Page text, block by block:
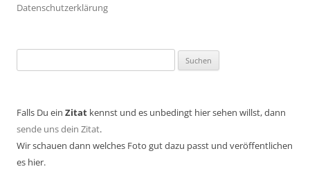
Datenschutzerklärung
nach:
Falls Du ein Zitat kennst und es unbedingt hier sehen willst, dann
sende uns dein Zitat.
Wir schauen dann welches Foto gut dazu passt und veröffentlichen
es hier.